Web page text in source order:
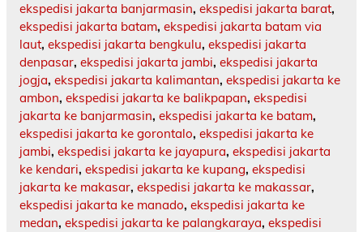
ekspedisi jakarta banjarmasin, ekspedisi jakarta barat,
ekspedisi jakarta batam, ekspedisi jakarta batam via
laut, ekspedisi jakarta bengkulu, ekspedisi jakarta
denpasar, ekspedisi jakarta jambi, ekspedisi jakarta
jogja, ekspedisi jakarta kalimantan, ekspedisi jakarta ke
ambon, ekspedisi jakarta ke balikpapan, ekspedisi
jakarta ke banjarmasin, ekspedisi jakarta ke batam,
ekspedisi jakarta ke gorontalo, ekspedisi jakarta ke
jambi, ekspedisi jakarta ke jayapura, ekspedisi jakarta
ke kendari, ekspedisi jakarta ke kupang, ekspedisi
jakarta ke makasar, ekspedisi jakarta ke makassar,
ekspedisi jakarta ke manado, ekspedisi jakarta ke
medan, ekspedisi jakarta ke palangkaraya, ekspedisi